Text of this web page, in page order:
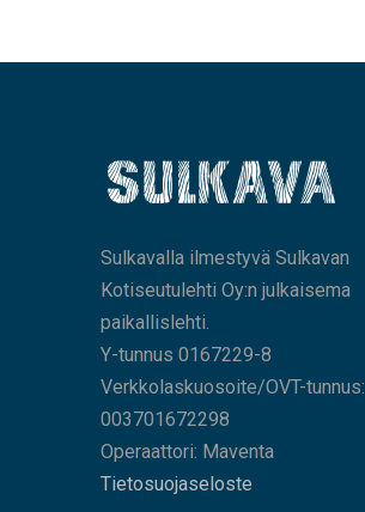
Sulkavalla ilmestyvä Sulkavan
Kotiseutulehti Oy:n julkaisema
paikallislehti.
Y-tunnus 0167229-8
Verkkolaskuosoite/OVT-tunnus:
003701672298
Operaattori: Maventa
Tietosuojaseloste